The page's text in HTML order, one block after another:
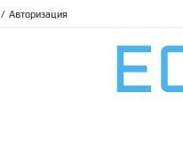
/ Авторизация